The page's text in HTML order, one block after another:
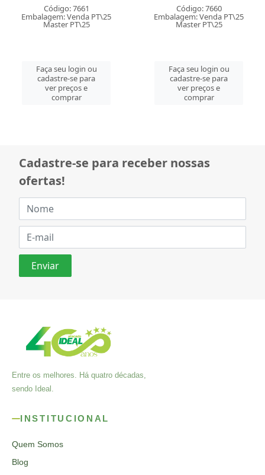
Código: 7661
Embalagem: Venda PT\25
Master PT\25
Faça seu login ou
cadastre-se para
ver preços e
comprar
Código: 7660
Embalagem: Venda PT\25
Master PT\25
Faça seu login ou
cadastre-se para
ver preços e
comprar
Cadastre-se para receber nossas
ofertas!
Entre os melhores. Há quatro décadas,
sendo Ideal.
INSTITUCIONAL
Quem Somos
Blog